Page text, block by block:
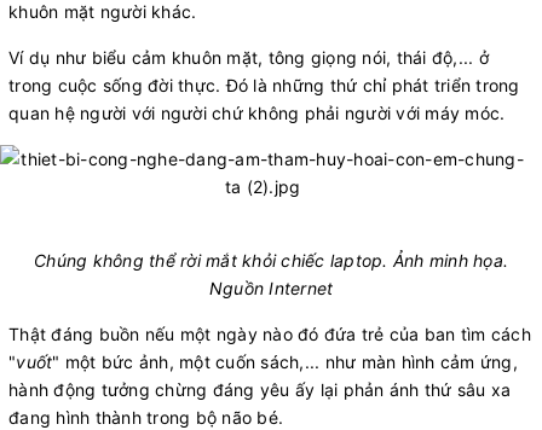
khuôn mặt người khác.
Ví dụ như biểu cảm khuôn mặt, tông giọng nói, thái độ,... ở
trong cuộc sống đời thực. Đó là những thứ chỉ phát triển trong
quan hệ người với người chứ không phải người với máy móc.
Chúng không thể rời mắt khỏi chiếc laptop. Ảnh minh họa.
Nguồn Internet​
Thật đáng buồn nếu một ngày nào đó đứa trẻ của ban tìm cách
"vuốt" một bức ảnh, một cuốn sách,... như màn hình cảm ứng,
hành động tưởng chừng đáng yêu ấy lại phản ánh thứ sâu xa
đang hình thành trong bộ não bé.